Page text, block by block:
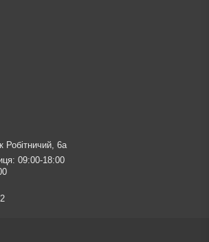
Робітничий, 6а
09:00-18:00